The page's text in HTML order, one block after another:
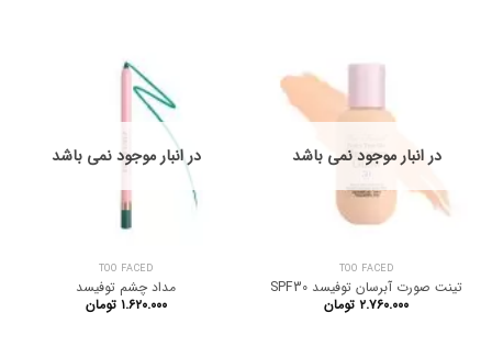
در انبار موجود نمی باشد
TOO FACED
تینت صورت آبرسان توفیسد SPF30
۲.۷۶۰.۰۰۰ تومان
در انبار موجود نمی باشد
TOO FACED
مداد چشم توفیسد
۱.۶۲۰.۰۰۰ تومان